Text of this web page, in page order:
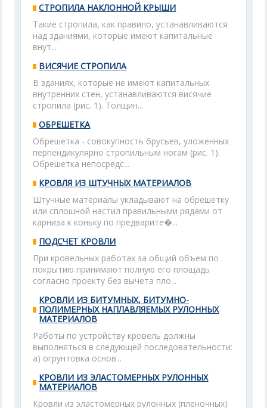
СТРОПИЛА НАКЛОННОЙ КРЫШИ
Такие стропила, как правило, устанавливаются
над зданиями, которые имеют капитальные
внут...
ВИСЯЧИЕ СТРОПИЛА
В зданиях, которые не имеют капитальных
внутренних стен, устанавливаются висячие
стропила (рис. 1). Толщин...
ОБРЕШЕТКА
Обрешетка - совокупность брусьев, уложенных
перпендикулярно стропильным ногам (рис. 1).
Обрешетка непосредс...
КРОВЛЯ ИЗ ШТУЧНЫХ МАТЕРИАЛОВ
Штучные материалы укладывают на обрешетку
или сплошной настил правильными рядами от
карниза к коньку по предварите�...
ПОДСЧЕТ КРОВЛИ
При кровельных работах за общий объем по
покрытию принимают полную его площадь
согласно проекту без вычета пло...
КРОВЛИ ИЗ БИТУМНЫХ, БИТУМНО-
ПОЛИМЕРНЫХ НАПЛАВЛЯЕМЫХ РУЛОННЫХ
МАТЕРИАЛОВ
Работы по устройству кровель должны
выполняться в следующей последовательности:
а) огрунтовка основ...
КРОВЛИ ИЗ ЭЛАСТОМЕРНЫХ РУЛОННЫХ
МАТЕРИАЛОВ
Кровли из эластомерных рулонных (пленочных)